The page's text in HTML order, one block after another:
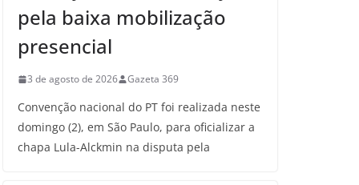
pela baixa mobilização
presencial
3 de agosto de 2026 Gazeta 369
Convenção nacional do PT foi realizada neste
domingo (2), em São Paulo, para oficializar a
chapa Lula-Alckmin na disputa pela